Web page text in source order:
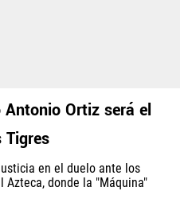
Ortiz será el
Tigres
en el duelo ante los
donde la "Máquina"